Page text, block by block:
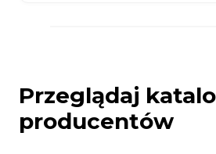
Przeglądaj
producentów